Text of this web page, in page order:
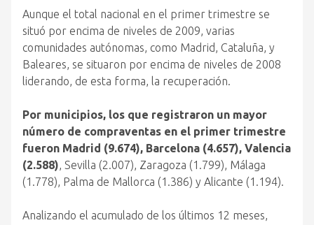
Aunque el total nacional en el primer trimestre se
situó por encima de niveles de 2009, varias
comunidades autónomas, como Madrid, Cataluña, y
Baleares, se situaron por encima de niveles de 2008
liderando, de esta forma, la recuperación.
Por municipios, los que registraron un mayor
número de compraventas en el primer trimestre
fueron Madrid (9.674), Barcelona (4.657), Valencia
(2.588), Sevilla (2.007), Zaragoza (1.799), Málaga
(1.778), Palma de Mallorca (1.386) y Alicante (1.194).
Analizando el acumulado de los últimos 12 meses,